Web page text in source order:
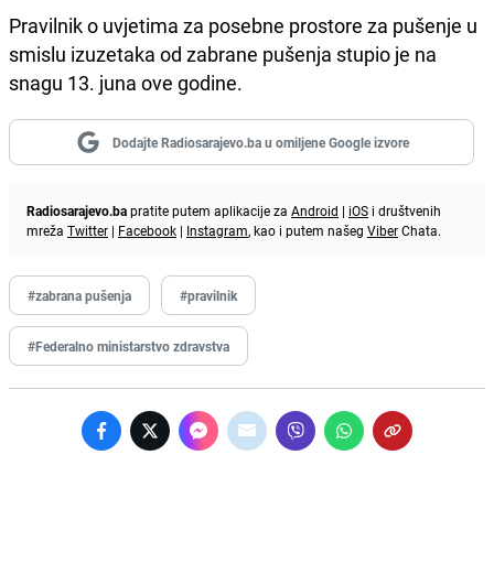
Pravilnik o uvjetima za posebne prostore za pušenje u
smislu izuzetaka od zabrane pušenja stupio je na
snagu 13. juna ove godine.
Dodajte Radiosarajevo.ba u omiljene Google izvore
Radiosarajevo.bapratite putem aplikacije za Android | iOS i društvenih
mreža Twitter | Facebook | Instagram, kao i putem našeg ViberChata.
#zabrana pušenja #pravilnik
#Federalno ministarstvo zdravstva